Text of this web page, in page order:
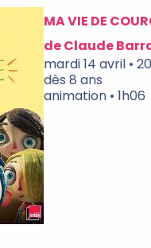
MA VIE DE
de Claude
mardi 14 avril •
dès 8 ans
animation • 1h06